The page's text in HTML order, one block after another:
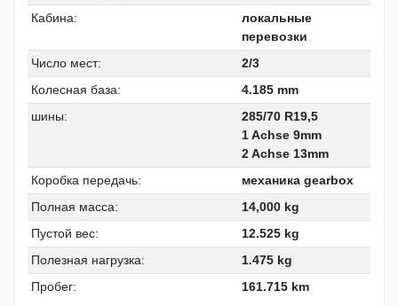
Кабина:
локальныe
перевозки
Число мест:
2/3
Колесная база:
4.185 mm
шины:
285/70 R19,5
1 Achse 9mm
2 Achse 13mm
Коробка передачь:
механика gearbox
Полная масса:
14,000 kg
Пустой вес:
12.525 kg
Полезная нагрузка:
1.475 kg
Пробег:
161.715 km